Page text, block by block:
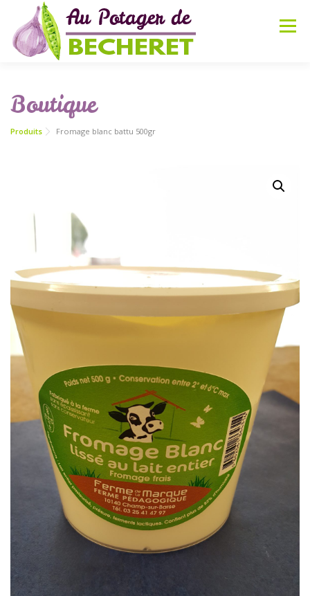
contenu
Menu
Boutique
Produits Fromage blanc battu 500gr